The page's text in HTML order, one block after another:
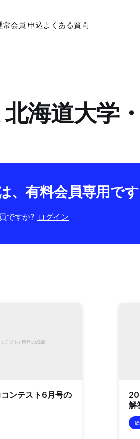
常会員 申込よくある質問
海道大学
、有料会員専用です
ですか? ログイン
ンテスト6月号の
解